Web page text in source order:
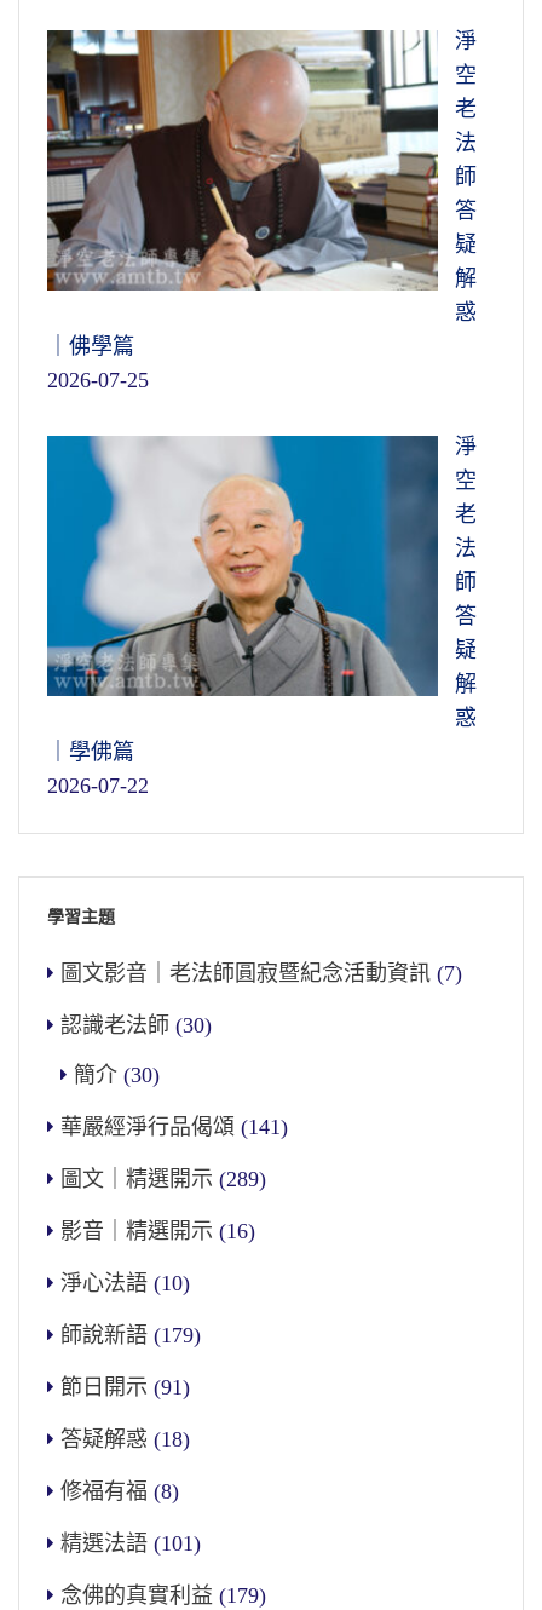
淨
空
老
法
師
答
疑
解
惑
｜佛學篇
2026-07-25
淨
空
老
法
師
答
疑
解
惑
｜學佛篇
2026-07-22
學習主題
圖文影音｜老法師圓寂暨紀念活動資訊 (7)
認識老法師 (30)
簡介 (30)
華嚴經淨行品偈頌 (141)
圖文｜精選開示 (289)
影音｜精選開示 (16)
淨心法語 (10)
師說新語 (179)
節日開示 (91)
答疑解惑 (18)
修福有福 (8)
精選法語 (101)
念佛的真實利益 (179)